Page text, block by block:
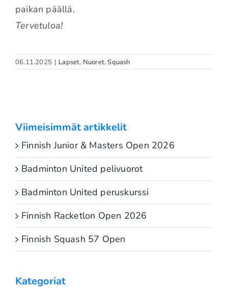
paikan päällä.
Tervetuloa!
06.11.2025 | Lapset, Nuoret,Squash
Viimeisimmät artikkelit
Finnish Junior & Masters Open 2026
Badminton United pelivuorot
Badminton United peruskurssi
Finnish Racketlon Open 2026
Finnish Squash 57 Open
Kategoriat